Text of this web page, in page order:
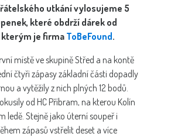
utkání vylosujeme 5
které obdrží dárek od
je firma ToBeFound.
místě ve skupině Střed a na kontě
čtyři zápasy základní části dopadly
a vytěžily z nich plných 12 bodů.
od HC Příbram, na kterou Kolín
ledě. Stejně jako úterní soupeř i
zápasů vstřelit deset a více